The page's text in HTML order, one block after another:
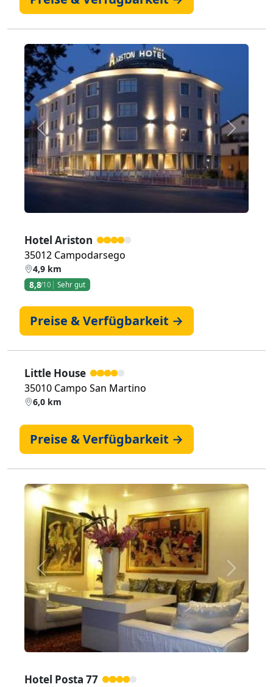
Zurück Weiter
Hotel Ariston
35012 Campodarsego
4,9 km
8,8/10 Sehr gut
Preise & Verfügbarkeit →
Little House
35010 Campo San Martino
6,0 km
Preise & Verfügbarkeit →
Zurück Weiter
Hotel Posta 77